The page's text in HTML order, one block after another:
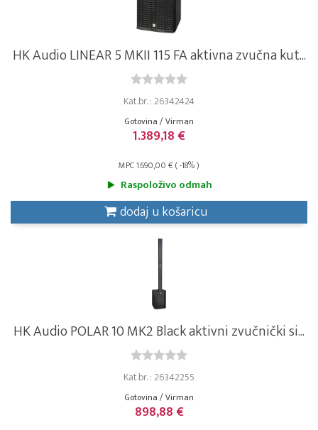
HK Audio LINEAR 5 MKII 115 FA aktivna zvučna kut...
Kat.br. : 26342424
Gotovina / Virman
1.389,18 €
MPC 1.690,00 € ( -18% )
Raspoloživo odmah
dodaj u košaricu
HK Audio POLAR 10 MK2 Black aktivni zvučnički si...
Kat.br. : 26342255
Gotovina / Virman
898,88 €